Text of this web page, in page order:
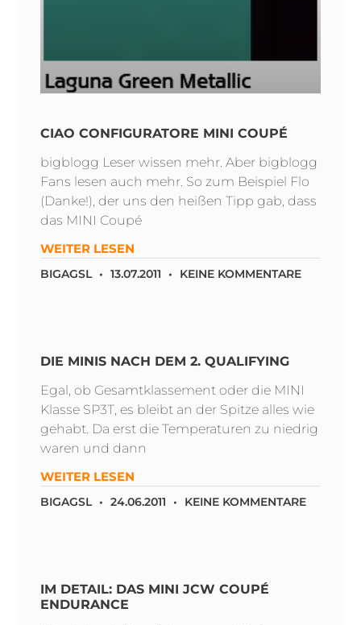
CIAO CONFIGURATORE MINI COUPÉ
bigblogg Leser wissen mehr. Aber bigblogg
Fans lesen auch mehr. So zum Beispiel Flo
(Danke!), der uns den heißen Tipp gab, dass
das MINI Coupé
WEITER LESEN
BIGAGSL 13.07.2011 KEINE KOMMENTARE
DIE MINIS NACH DEM 2. QUALIFYING
Egal, ob Gesamtklassement oder die MINI
Klasse SP3T, es bleibt an der Spitze alles wie
gehabt. Da erst die Temperaturen zu niedrig
waren und dann
WEITER LESEN
BIGAGSL 24.06.2011 KEINE KOMMENTARE
IM DETAIL: DAS MINI JCW COUPÉ
ENDURANCE